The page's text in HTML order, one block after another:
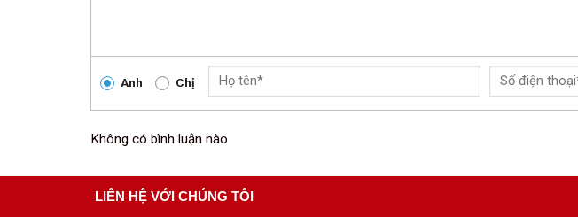
Anh Chị
Không có bình luận nào
LIÊN HỆ VỚI CHÚNG TÔI